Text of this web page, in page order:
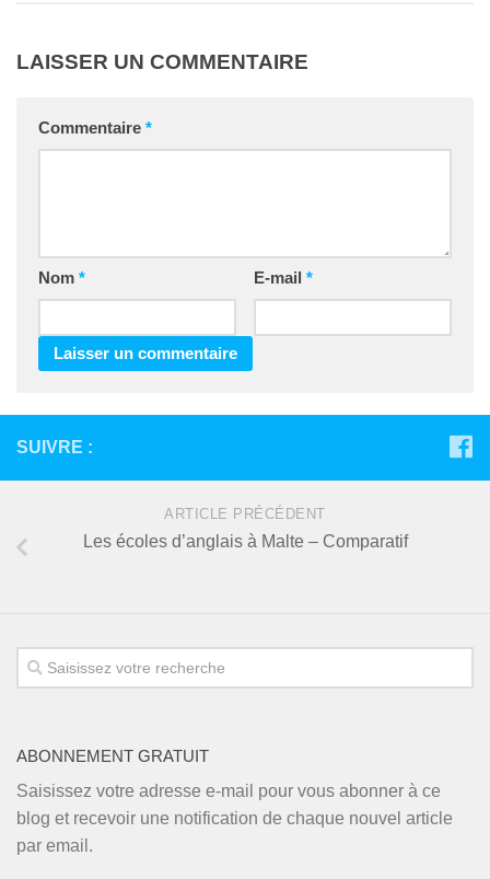
LAISSER UN COMMENTAIRE
Commentaire *
Nom * E-mail *
SUIVRE :
ARTICLE PRÉCÉDENT
Les écoles d’anglais à Malte – Comparatif
ABONNEMENT GRATUIT
Saisissez votre adresse e-mail pour vous abonner à ce
blog et recevoir une notification de chaque nouvel article
par email.